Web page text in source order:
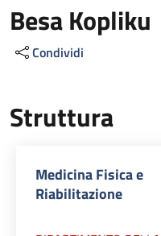
Besa Kopliku
Condividi
Struttura
Medicina Fisica e
Riabilitazione